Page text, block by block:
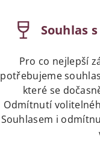
Souhlas
Pro co nejlepší
potřebujeme
které se
Odmítnutí
Souhlasem i